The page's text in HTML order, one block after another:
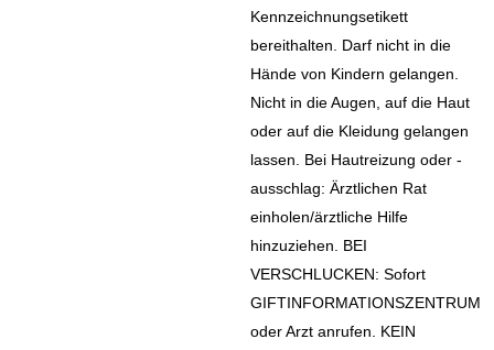
Kennzeichnungsetikett
bereithalten. Darf nicht in die
Hände von Kindern gelangen.
Nicht in die Augen, auf die Haut
oder auf die Kleidung gelangen
lassen. Bei Hautreizung oder -
ausschlag: Ärztlichen Rat
einholen/ärztliche Hilfe
hinzuziehen. BEI
VERSCHLUCKEN: Sofort
GIFTINFORMATIONSZENTRUM
oder Arzt anrufen. KEIN